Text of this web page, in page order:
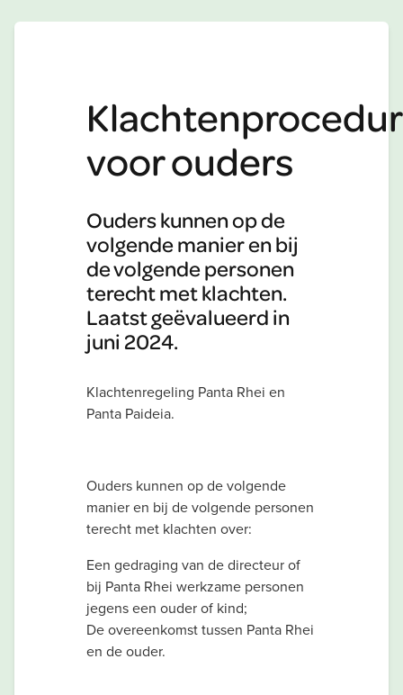
voor ouders
Ouders kunnen op de
volgende manier en bij
de volgende personen
terecht met klachten.
Laatst geëvalueerd in
juni 2024.
Klachtenregeling Panta Rhei en
Panta Paideia.
Ouders kunnen op de volgende
manier en bij de volgende personen
terecht met klachten over:
Een gedraging van de directeur of
bij Panta Rhei werkzame personen
jegens een ouder of kind;
De overeenkomst tussen Panta Rhei
en de ouder.